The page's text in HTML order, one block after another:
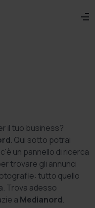
il tuo business?
. Qui sotto potrai
un pannello di ricerca
trovare gli annunci
tutto quello
Trova adesso
a Medianord.